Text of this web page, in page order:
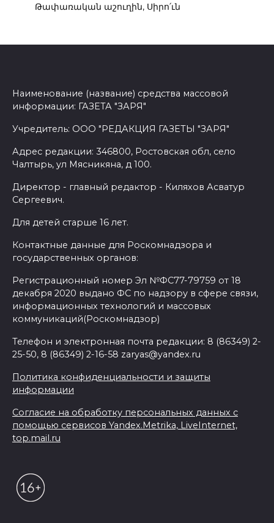
Թափառական աշուղին, Սիրո՛ւն
Наименование (название) средства массовой
информации: ГАЗЕТА "ЗАРЯ"
Учредитель: ООО "РЕДАКЦИЯ ГАЗЕТЫ "ЗАРЯ"
Адрес редакции: 346800, Ростовская обл, село
Чалтырь, ул Мясникяна, д 100.
Директор - главный редактор - Киляхов Асватур
Сергеевич.
Для детей старше 16 лет.
Контактные данные для Роскомнадзора и
государственных органов:
Регистрационный номер Эл №ФС77-79759 от 18
декабря 2020 выдано ФС по надзору в сфере связи,
информационных технологий и массовых
коммуникаций(Роскомнадзор)
Телефон и электронная почта редакции: 8 (86349) 2-
25-50, 8 (86349) 2-16-58 zaryas@yandex.ru
Политика конфиденциальности и защиты
информации
Согласие на обработку персональных данных с
помощью сервисов Yandex.Metrika, LiveInternet,
top.mail.ru